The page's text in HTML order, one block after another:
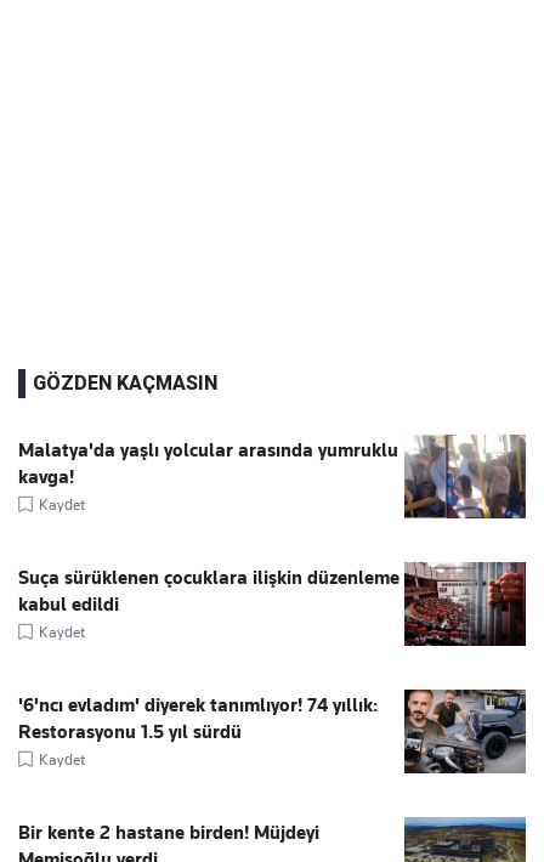
GÖZDEN KAÇMASIN
Malatya'da yaşlı yolcular arasında yumruklu
kavga!
Kaydet
Suça sürüklenen çocuklara ilişkin düzenleme
kabul edildi
Kaydet
'6'ncı evladım' diyerek tanımlıyor! 74 yıllık:
Restorasyonu 1.5 yıl sürdü
Kaydet
Bir kente 2 hastane birden! Müjdeyi